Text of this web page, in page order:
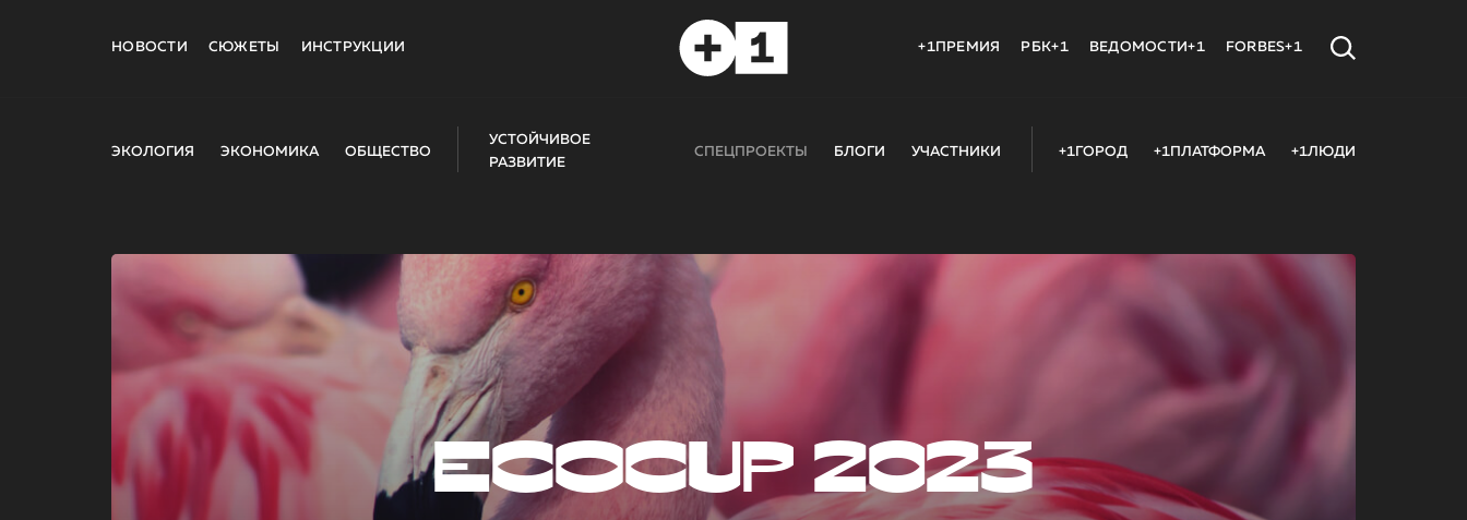
НОВОСТИ СЮЖЕТЫ ИНСТРУКЦИИ +1ПРЕМИЯ РБК+1 ВЕДОМОСТИ+1 FORBES+1
ЭКОЛОГИЯ ЭКОНОМИКА ОБЩЕСТВО
УСТОЙЧИВОЕ
РАЗВИТИЕ
СПЕЦПРОЕКТЫ БЛОГИ УЧАСТНИКИ +1ГОРОД +1ПЛАТФОРМА +1ЛЮДИ
ECOCUP 2023